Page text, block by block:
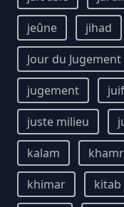
jeûne
jihad
Jour du Jugement
jugement
juif
juste milieu
kalam
khamr
khimar
kitab